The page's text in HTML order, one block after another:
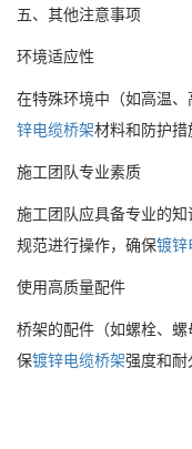
五、其他注意事项
环境适应性
在特殊环境中（如高温
锌电缆桥架材料和防护措
施工团队专业素质
施工团队应具备专业的
规范进行操作，确保镀锌
使用高质量配件
桥架的配件（如螺栓、
保镀锌电缆桥架强度和耐